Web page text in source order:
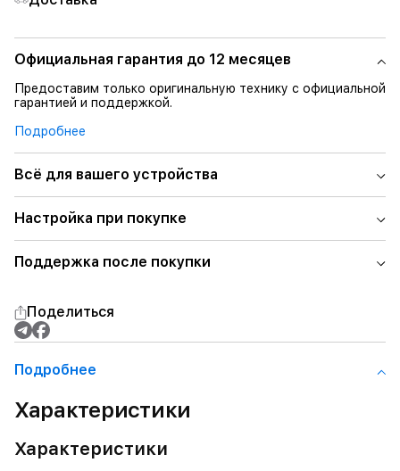
Официальная гарантия до 12 месяцев
Предоставим только оригинальную технику с официальной
гарантией и поддержкой.
Подробнее
Всё для вашего устройства
Настройка при покупке
Поддержка после покупки
Поделиться
Подробнее
Характеристики
Характеристики